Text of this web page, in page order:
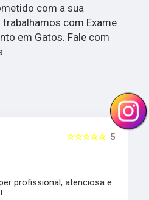
com a sua
com Exame
em Gatos. Fale com
5
☆☆☆☆☆
profissional, atenciosa e